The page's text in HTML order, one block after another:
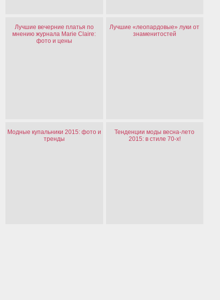
Лучшие вечерние платья по
мнению журнала Marie Claire:
фото и цены
Лучшие «леопардовые» луки от
знаменитостей
Модные купальники 2015: фото и
тренды
Тенденции моды весна-лето
2015: в стиле 70-х!